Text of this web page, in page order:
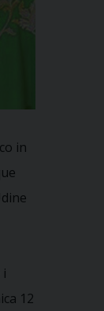
in
i
12